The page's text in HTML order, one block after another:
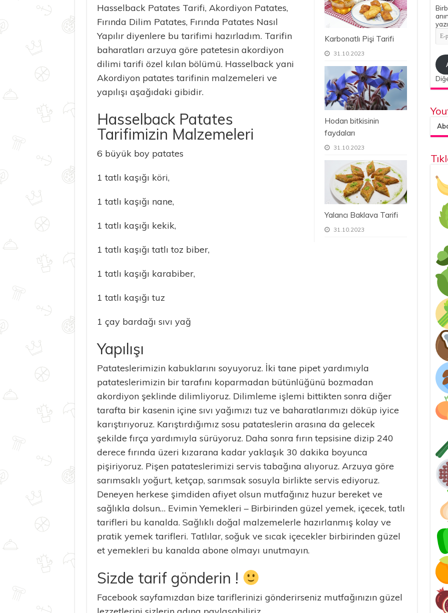
Karbonatlı Pişi Tarifi
31.10.2023
Hodan bitkisinin
faydaları
31.10.2023
Yalancı Baklava Tarifi
31.10.2023
Hasselback Patates Tarifi, Akordiyon Patates,
Fırında Dilim Patates, Fırında Patates Nasıl
Yapılır diyenlere bu tarifimi hazırladım. Tarifin
baharatları arzuya göre patetesin akordiyon
dilimi tarifi özel kılan bölümü. Hasselback yani
Akordiyon patates tarifinin malzemeleri ve
yapılışı aşağıdaki gibidir.
Hasselback Patates
Tarifimizin Malzemeleri
6 büyük boy patates
1 tatlı kaşığı köri,
1 tatlı kaşığı nane,
1 tatlı kaşığı kekik,
1 tatlı kaşığı tatlı toz biber,
1 tatlı kaşığı karabiber,
1 tatlı kaşığı tuz
1 çay bardağı sıvı yağ
Yapılışı
Patateslerimizin kabuklarını soyuyoruz. İki tane pipet yardımıyla
patateslerimizin bir tarafını koparmadan bütünlüğünü bozmadan
akordiyon şeklinde dilimliyoruz. Dilimleme işlemi bittikten sonra diğer
tarafta bir kasenin içine sıvı yağımızı tuz ve baharatlarımızı döküp iyice
karıştırıyoruz. Karıştırdığımız sosu patateslerin arasına da gelecek
şekilde fırça yardımıyla sürüyoruz. Daha sonra fırın tepsisine dizip 240
derece fırında üzeri kızarana kadar yaklaşık 30 dakika boyunca
pişiriyoruz. Pişen patateslerimizi servis tabağına alıyoruz. Arzuya göre
sarımsaklı yoğurt, ketçap, sarımsak sosuyla birlikte servis ediyoruz.
Deneyen herkese şimdiden afiyet olsun mutfağınız huzur bereket ve
sağlıkla dolsun… Evimin Yemekleri – Birbirinden güzel yemek, içecek, tatlı
tarifleri bu kanalda. Sağlıklı doğal malzemelerle hazırlanmış kolay ve
pratik yemek tarifleri. Tatlılar, soğuk ve sıcak içecekler birbirinden güzel
et yemekleri bu kanalda abone olmayı unutmayın.
Sizde tarif gönderin !
Facebook sayfamızdan bize tariflerinizi gönderirseniz mutfağınızın güzel
E-